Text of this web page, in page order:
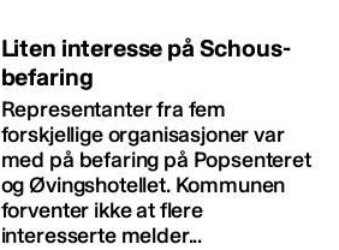
Liten interesse på Schous-
befaring
Representanter fra fem
forskjellige organisasjoner var
med på befaring på Popsenteret
og Øvingshotellet. Kommunen
forventer ikke at flere
interesserte melder...